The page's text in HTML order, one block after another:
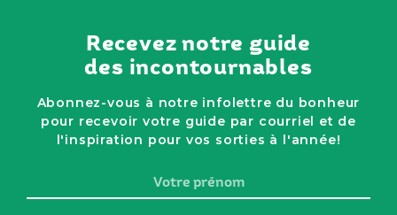
Recevez notre guide
des incontournables
Abonnez-vous à notre infolettre du bonheur
pour recevoir votre guide par courriel et de
l'inspiration pour vos sorties à l'année!
prénom